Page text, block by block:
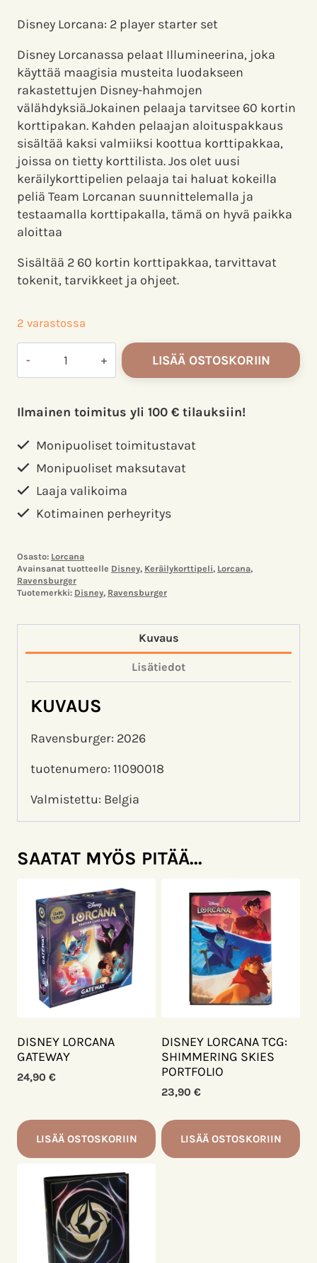
Disney Lorcana: 2 player starter set
Disney Lorcanassa pelaat Illumineerina, joka
käyttää maagisia musteita luodakseen
rakastettujen Disney-hahmojen
välähdyksiä.Jokainen pelaaja tarvitsee 60 kortin
korttipakan. Kahden pelaajan aloituspakkaus
sisältää kaksi valmiiksi koottua korttipakkaa,
joissa on tietty korttilista. Jos olet uusi
keräilykorttipelien pelaaja tai haluat kokeilla
peliä Team Lorcanan suunnittelemalla ja
testaamalla korttipakalla, tämä on hyvä paikka
aloittaa
Sisältää 2 60 kortin korttipakkaa, tarvittavat
tokenit, tarvikkeet ja ohjeet.
2 varastossa
Unknown
(Set
12)
Two
Player
Starter
LISÄÄ OSTOSKORIIN
Ilmainen toimitus yli 100 € tilauksiin!
Monipuoliset toimitustavat
Monipuoliset maksutavat
Laaja valikoima
Kotimainen perheyritys
Osasto: Lorcana
Avainsanat tuotteelle Disney, Keräilykorttipeli, Lorcana,
Ravensburger
Tuotemerkki: Disney, Ravensburger
Kuvaus
Lisätiedot
KUVAUS
Ravensburger: 2026
tuotenumero: 11090018
Valmistettu: Belgia
SAATAT MYÖS PITÄÄ...
DISNEY LORCANA
GATEWAY
24,90 €
LISÄÄ OSTOSKORIIN
DISNEY LORCANA TCG:
SHIMMERING SKIES
PORTFOLIO
23,90 €
LISÄÄ OSTOSKORIIN